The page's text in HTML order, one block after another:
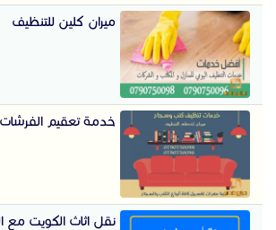
ميران كلين للتنظيف
خدمة تعقيم الفرشات
نقل اثاث الكويت مع